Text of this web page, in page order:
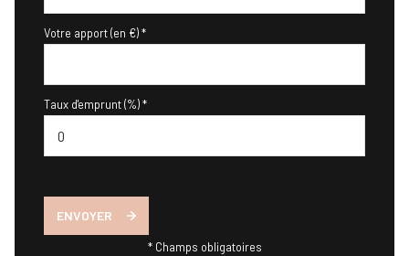
Votre apport (en €) *
Taux d'emprunt (%) *
ENVOYER
* Champs obligatoires